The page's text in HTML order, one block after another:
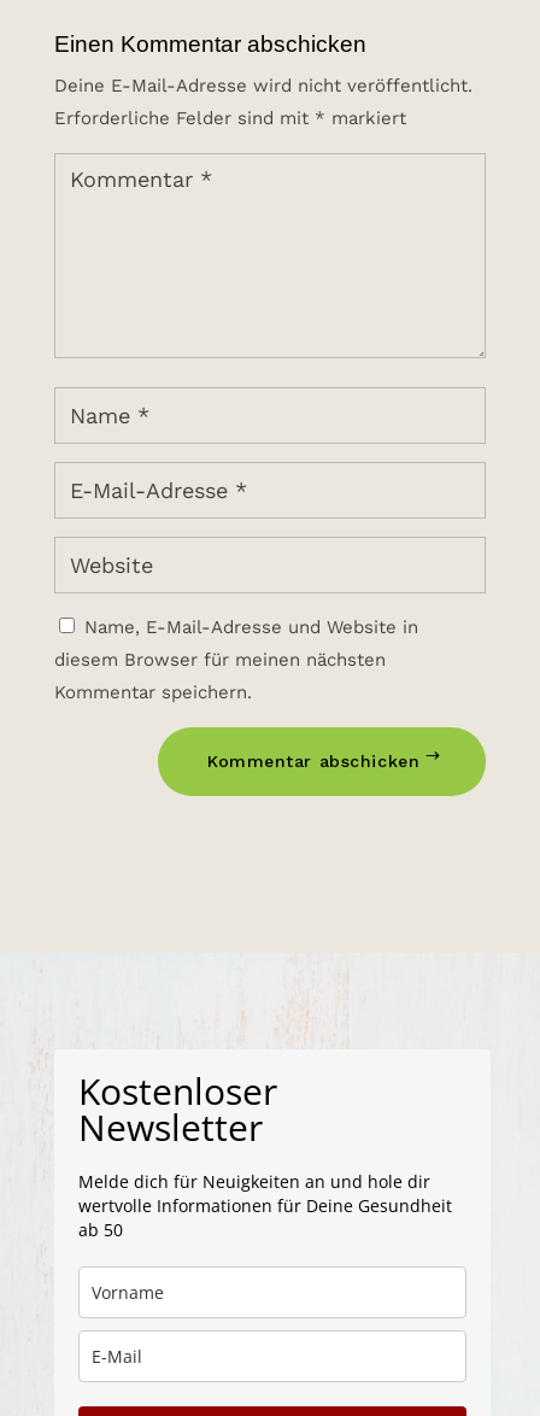
Einen Kommentar abschicken
Deine E-Mail-Adresse wird nicht veröffentlicht.
Erforderliche Felder sind mit * markiert
Name, E-Mail-Adresse und Website in
diesem Browser für meinen nächsten
Kommentar speichern.
Kommentar abschicken
Kostenloser
Newsletter
Melde dich für Neuigkeiten an und hole dir
wertvolle Informationen für Deine Gesundheit
ab 50